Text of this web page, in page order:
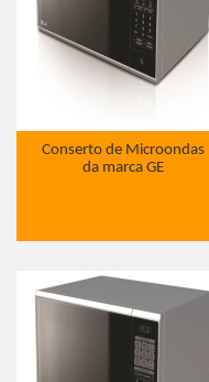
Conserto de Microondas
da marca GE